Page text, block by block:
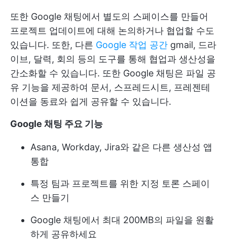
또한 Google 채팅에서 별도의 스페이스를 만들어
프로젝트 업데이트에 대해 논의하거나 협업할 수도
있습니다. 또한, 다른 Google 작업 공간 gmail, 드라
이브, 달력, 회의 등의 도구를 통해 협업과 생산성을
간소화할 수 있습니다. 또한 Google 채팅은 파일 공
유 기능을 제공하여 문서, 스프레드시트, 프레젠테
이션을 동료와 쉽게 공유할 수 있습니다.
Google 채팅 주요 기능
Asana, Workday, Jira와 같은 다른 생산성 앱
통합
특정 팀과 프로젝트를 위한 지정 토론 스페이
스 만들기
Google 채팅에서 최대 200MB의 파일을 원활
하게 공유하세요